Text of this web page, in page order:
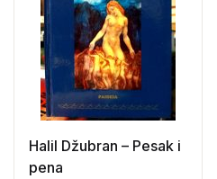
Halil Džubran – Pesak i
pena